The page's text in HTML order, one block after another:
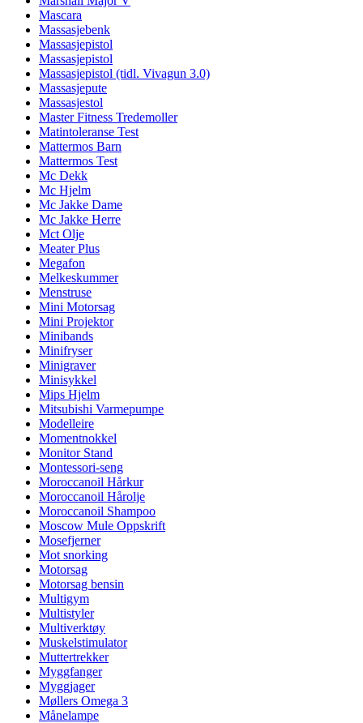
Mascara
Massasjebenk
Massasjepistol
Massasjepistol
Massasjepistol (tidl. Vivagun 3.0)
Massasjepute
Massasjestol
Master Fitness Tredemoller
Matintoleranse Test
Mattermos Barn
Mattermos Test
Mc Dekk
Mc Hjelm
Mc Jakke Dame
Mc Jakke Herre
Mct Olje
Meater Plus
Megafon
Melkeskummer
Menstruse
Mini Motorsag
Mini Projektor
Minibands
Minifryser
Minigraver
Minisykkel
Mips Hjelm
Mitsubishi Varmepumpe
Modelleire
Momentnokkel
Monitor Stand
Montessori-seng
Moroccanoil Hårkur
Moroccanoil Hårolje
Moroccanoil Shampoo
Moscow Mule Oppskrift
Mosefjerner
Mot snorking
Motorsag
Motorsag bensin
Multigym
Multistyler
Multiverktøy
Muskelstimulator
Muttertrekker
Myggfanger
Myggjager
Møllers Omega 3
Månelampe